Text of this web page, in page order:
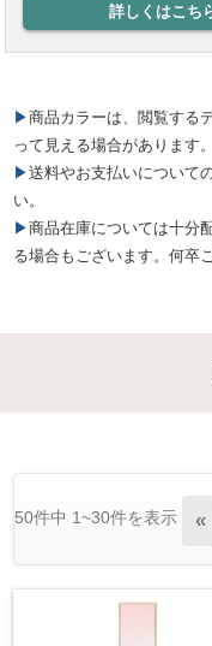
詳しくはこち
▶商品カラーは、閲覧するディスプレイの性質により、実際の色と異な
って見える場合があります。
▶送料やお支払いについての詳しい詳細はご利用ガイドをご覧くださ
い。
▶商品在庫については十分配慮しておりますが、やむを得ず品切れとな
る場合もございます。何卒
50件中 1~30件を表示 «